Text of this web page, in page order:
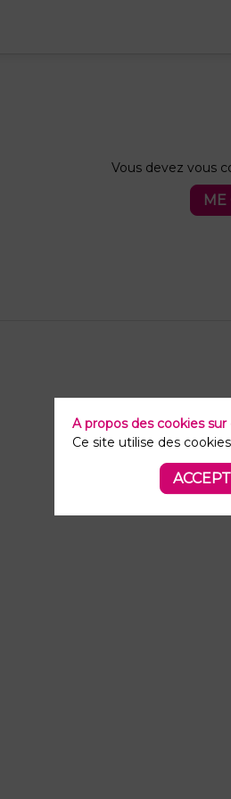
Vous devez vous
ME
A propos des cookies sur
Ce site utilise des